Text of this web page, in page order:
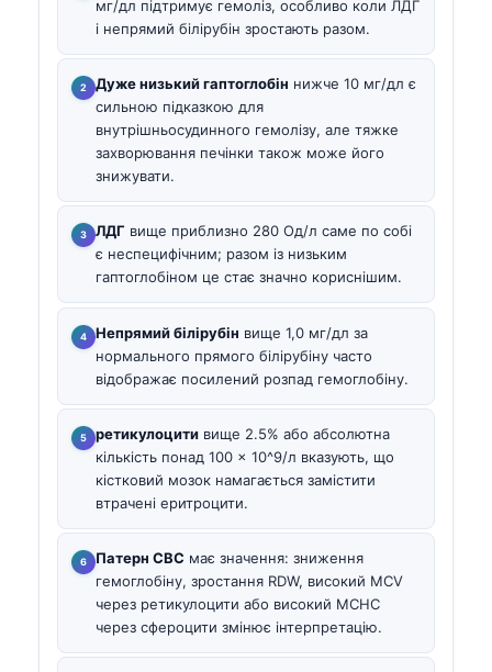
мг/дл підтримує гемоліз, особливо коли ЛДГ
і непрямий білірубін зростають разом.
Дуже низький гаптоглобін нижче 10 мг/дл є
сильною підказкою для
внутрішньосудинного гемолізу, але тяжке
захворювання печінки також може його
знижувати.
ЛДГ вище приблизно 280 Од/л саме по собі
є неспецифічним; разом із низьким
гаптоглобіном це стає значно кориснішим.
Непрямий білірубін вище 1,0 мг/дл за
нормального прямого білірубіну часто
відображає посилений розпад гемоглобіну.
ретикулоцити вище 2.5% або абсолютна
кількість понад 100 × 10^9/л вказують, що
кістковий мозок намагається замістити
втрачені еритроцити.
Патерн CBC має значення: зниження
гемоглобіну, зростання RDW, високий MCV
через ретикулоцити або високий MCHC
через сфероцити змінює інтерпретацію.